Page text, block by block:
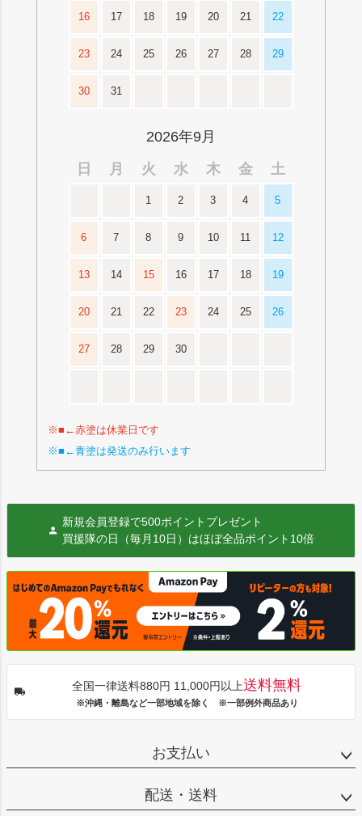
16 17 18 19 20 21 22
23 24 25 26 27 28 29
30 31
2026年9月
日
月 火 水 木 金 土
1 2 3 4 5
6 7 8 9 10 11 12
13 14 15 16 17 18 19
20 21 22 23 24 25 26
27 28 29 30
※■←赤塗は休業日です
※■←青塗は発送のみ行います
新規会員登録で500ポイントプレゼント
買援隊の日（毎月10日）はほぼ全品ポイント10倍
全国一律送料880円 11,000円以上送料無料
※沖縄・離島など一部地域を除く ※一部例外商品あり
お支払い
配送・送料